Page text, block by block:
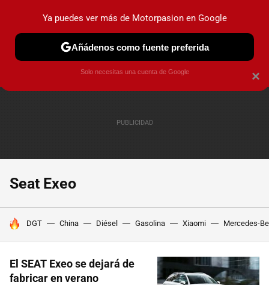
PRUEBAS COCHES ELÉCTRICOS OBSERVATORIO
Seat Exeo
HOY SE HABLA DE
DGT China Diésel Gasolina Xiaomi Mercedes-
El SEAT Exeo se dejará de
fabricar en verano
×
Ya puedes ver más de Motorpasion en Google
Añádenos como fuente preferida
Solo necesitas una cuenta de Google